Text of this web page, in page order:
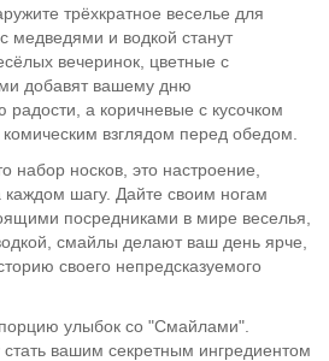
трёхкратное веселье для
медведями и водкой станут
вечеринок, цветные с
добавят вашему дню
а коричневые с кусочком
взглядом перед обедом.
набор носков, это настроение,
каждом шагу. Дайте своим ногам
посредниками в мире веселья,
смайлы делают ваш день ярче,
своего непредсказуемого
улыбок со "Смайлами".
стать вашим секретным ингредиентом